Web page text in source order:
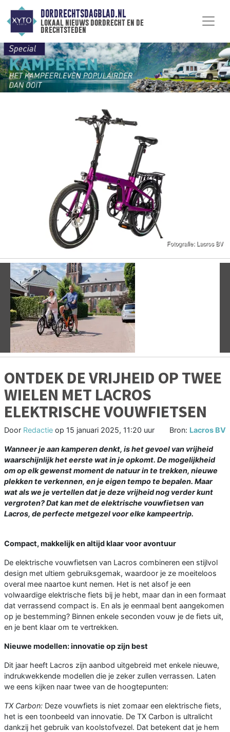
DORDRECHTSDAGBLAD.NL
lokaal nieuws dordrecht en de
drechtsteden
Vorige
ONTDEK DE VRIJHEID OP TWEE
WIELEN MET LACROS
ELEKTRISCHE VOUWFIETSEN
Door Redactie op 15 januari 2025, 11:20 uur Bron: Lacros BV
Wanneer je aan kamperen denkt, is het gevoel van vrijheid
waarschijnlijk het eerste wat in je opkomt. De mogelijkheid
om op elk gewenst moment de natuur in te trekken, nieuwe
plekken te verkennen, en je eigen tempo te bepalen. Maar
wat als we je vertellen dat je deze vrijheid nog verder kunt
vergroten? Dat kan met de elektrische vouwfietsen van
Lacros, de perfecte metgezel voor elke kampeertrip.
Compact, makkelijk en altijd klaar voor avontuur
De elektrische vouwfietsen van Lacros combineren een stijlvol
design met ultiem gebruiksgemak, waardoor je ze moeiteloos
overal mee naartoe kunt nemen. Het is net alsof je een
volwaardige elektrische fiets bij je hebt, maar dan in een formaat
dat verrassend compact is. En als je eenmaal bent aangekomen
op je bestemming? Binnen enkele seconden vouw je de fiets uit,
en je bent klaar om te vertrekken.
Nieuwe modellen: innovatie op zijn best
Dit jaar heeft Lacros zijn aanbod uitgebreid met enkele nieuwe,
indrukwekkende modellen die je zeker zullen verrassen. Laten
we eens kijken naar twee van de hoogtepunten:
TX Carbon: Deze vouwfiets is niet zomaar een elektrische fiets,
het is een toonbeeld van innovatie. De TX Carbon is ultralicht
dankzij het gebruik van koolstofvezel. Dat betekent dat je hem